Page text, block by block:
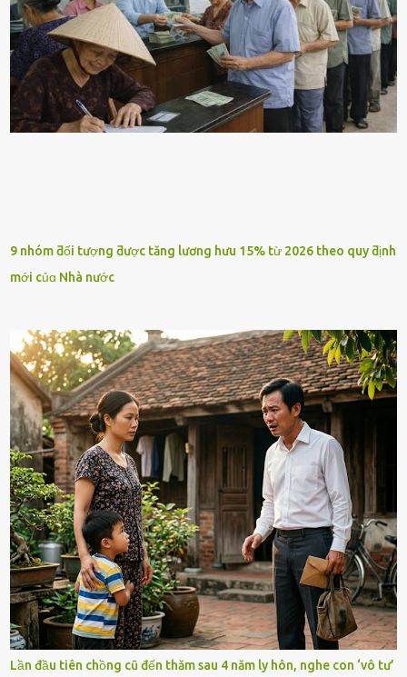
9 nhóm ƌối tượng ƌược tăng lương hưu 15% từ 2026 theo quy ƌịnh
mới củɑ Nhà nước
Lần đầu tiên chồng cũ đến thăm sau 4 năm ly hôn, nghe con ‘vô tư’